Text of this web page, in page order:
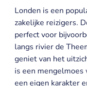
Uniglobe
Contact
English
Boedapest
Kopenhagen
Krakau
Londen
Londen is een
zakelijke reizigers.
perfect voor
langs rivier de
geniet van het
is een mengelmoes
een eigen karakter